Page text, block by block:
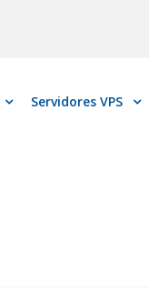
Servidores VPS